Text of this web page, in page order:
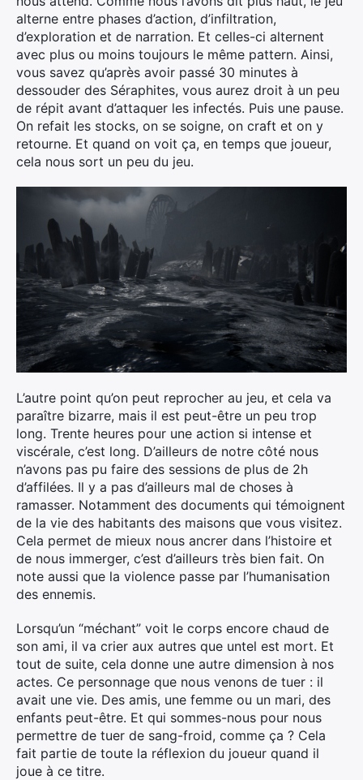
alterne entre phases d’action, d’infiltration,
d’exploration et de narration. Et celles-ci alternent
avec plus ou moins toujours le même pattern. Ainsi,
vous savez qu’après avoir passé 30 minutes à
dessouder des Séraphites, vous aurez droit à un peu
de répit avant d’attaquer les infectés. Puis une pause.
On refait les stocks, on se soigne, on craft et on y
retourne. Et quand on voit ça, en temps que joueur,
cela nous sort un peu du jeu.
L’autre point qu’on peut reprocher au jeu, et cela va
paraître bizarre, mais il est peut-être un peu trop
long. Trente heures pour une action si intense et
viscérale, c’est long. D’ailleurs de notre côté nous
n’avons pas pu faire des sessions de plus de 2h
d’affilées. Il y a pas d’ailleurs mal de choses à
ramasser. Notamment des documents qui témoignent
de la vie des habitants des maisons que vous visitez.
Cela permet de mieux nous ancrer dans l’histoire et
de nous immerger, c’est d’ailleurs très bien fait. On
note aussi que la violence passe par l’humanisation
des ennemis.
Lorsqu’un “méchant” voit le corps encore chaud de
son ami, il va crier aux autres que untel est mort. Et
tout de suite, cela donne une autre dimension à nos
actes. Ce personnage que nous venons de tuer : il
avait une vie. Des amis, une femme ou un mari, des
enfants peut-être. Et qui sommes-nous pour nous
permettre de tuer de sang-froid, comme ça ? Cela
fait partie de toute la réflexion du joueur quand il
joue à ce titre.
Rechercher
: